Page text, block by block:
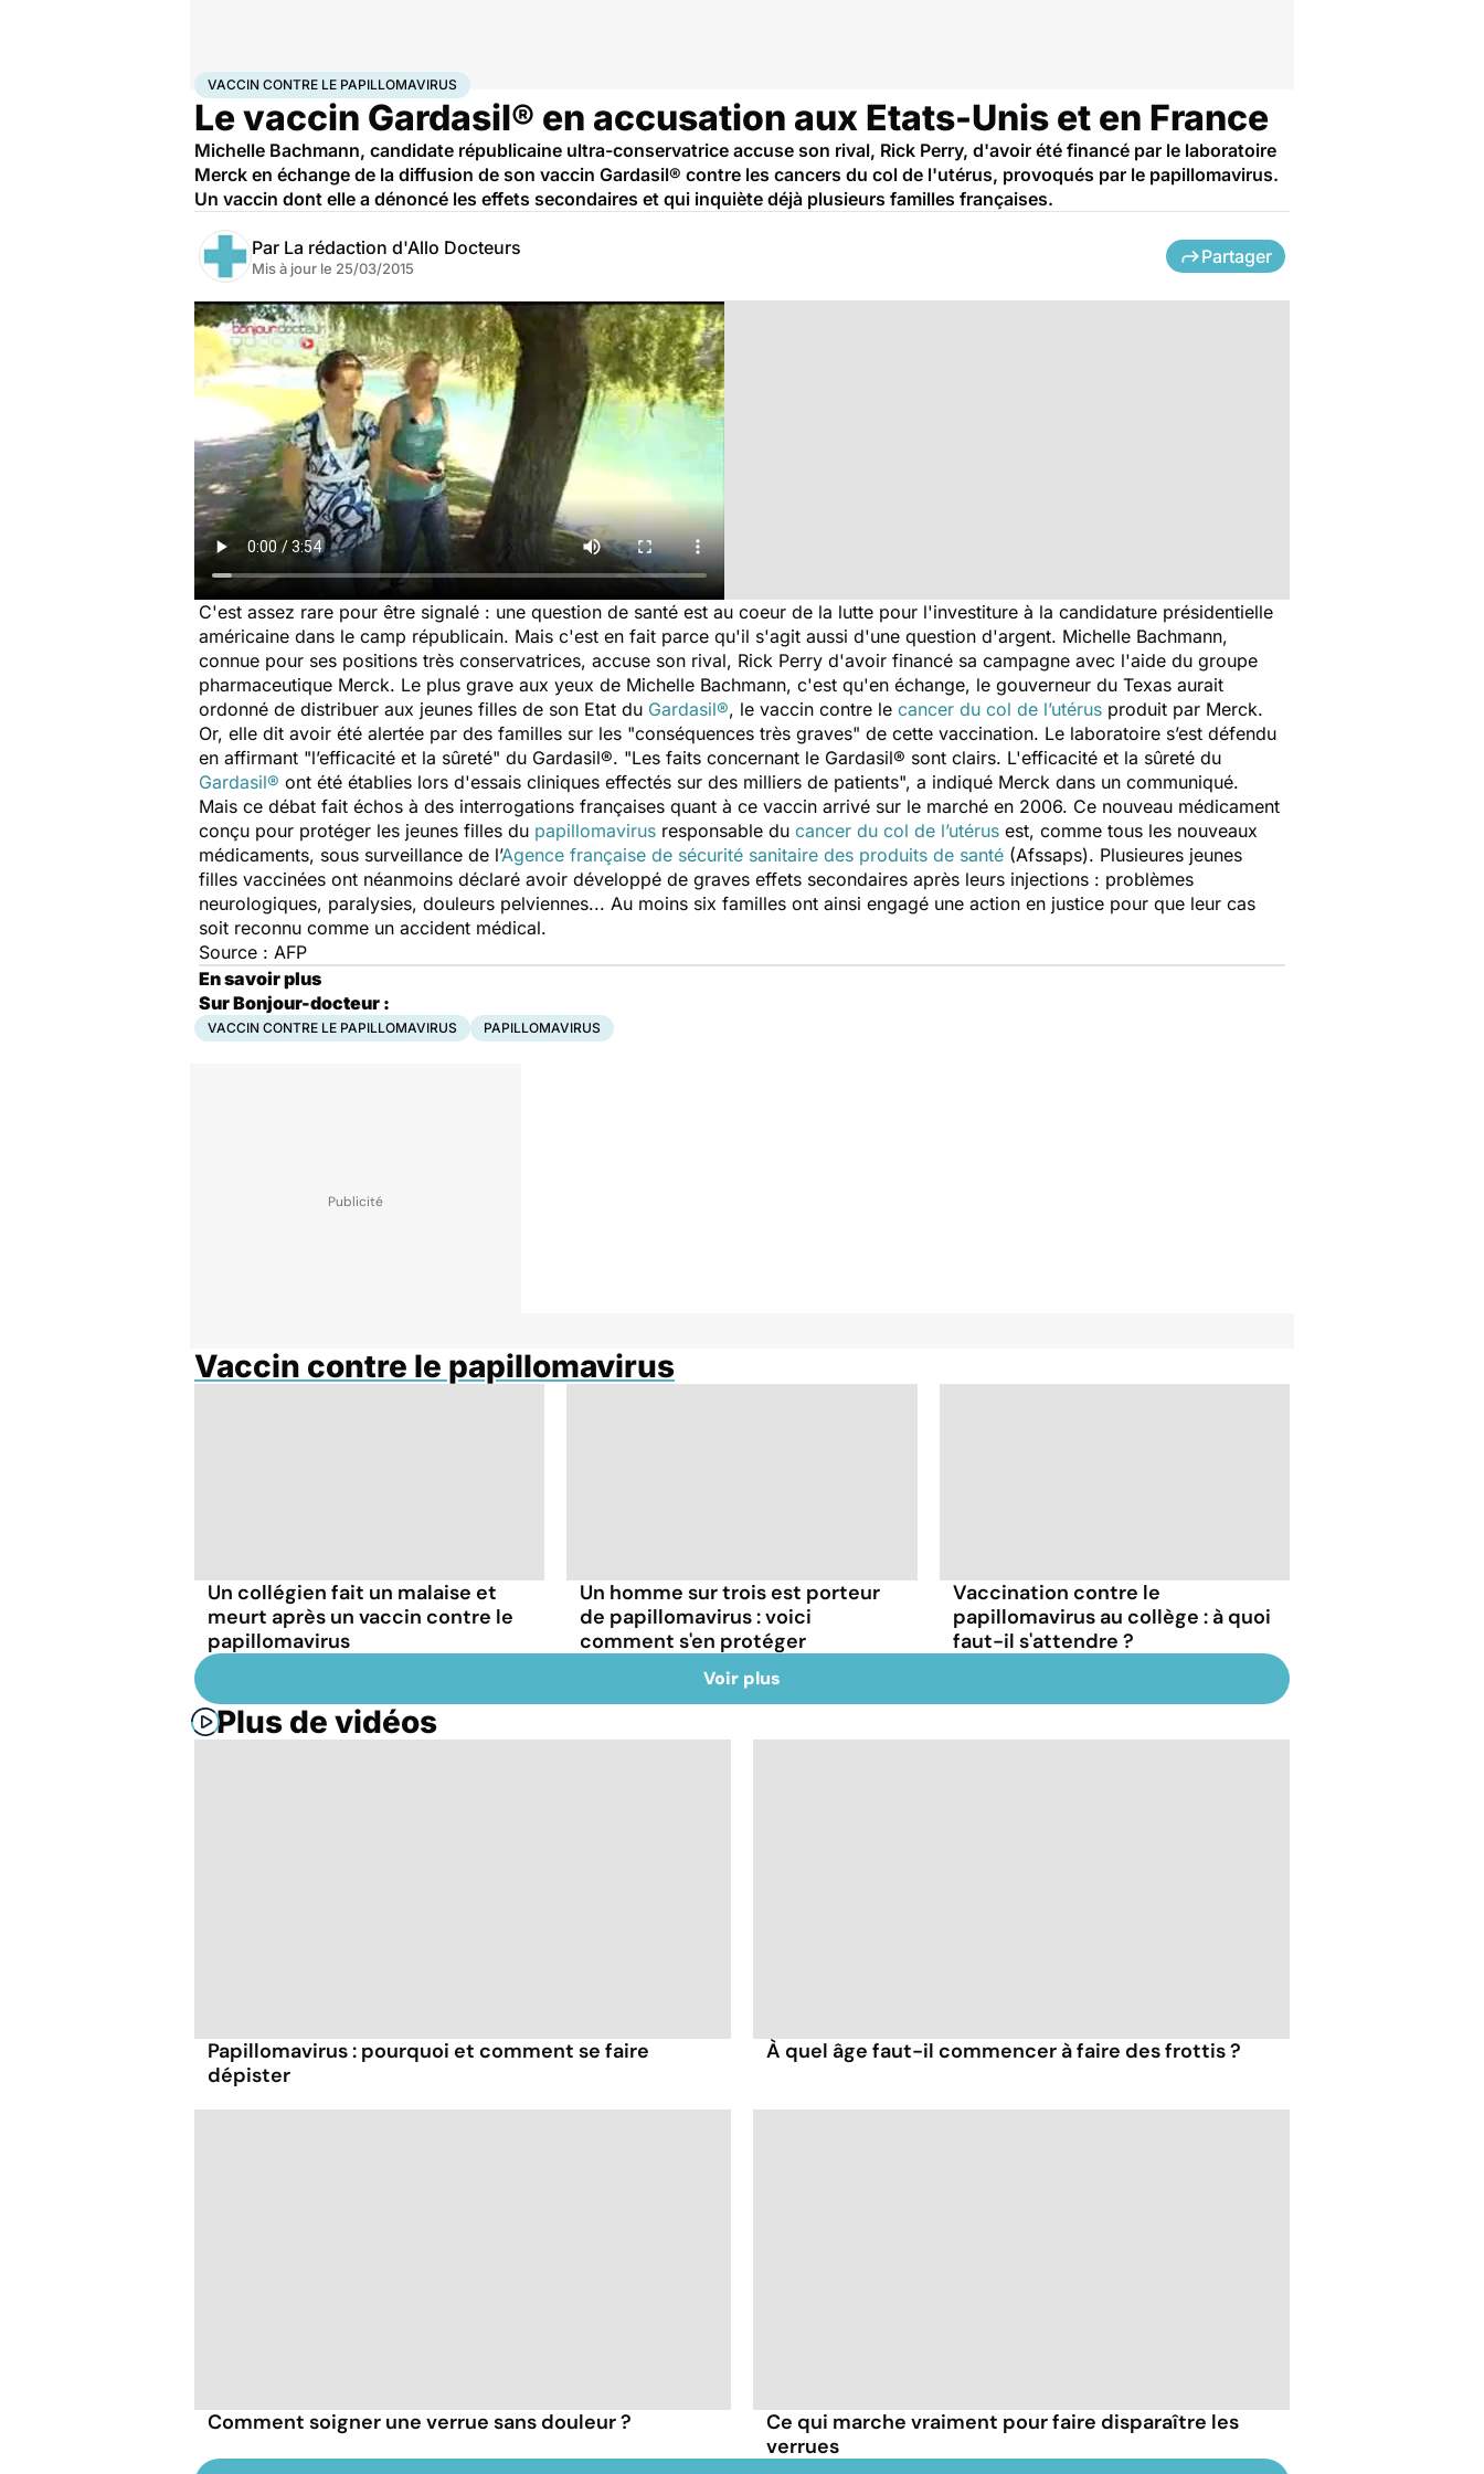
AccueilSantéMédicamentsVaccin contre le papillomavirus
VACCIN CONTRE LE PAPILLOMAVIRUS
Le vaccin Gardasil® en accusation aux Etats-Unis et en France
Michelle Bachmann, candidate républicaine ultra-conservatrice accuse son rival, Rick Perry, d'avoir été financé par le laboratoire
Merck en échange de la diffusion de son vaccin Gardasil® contre les cancers du col de l'utérus, provoqués par le papillomavirus.
Un vaccin dont elle a dénoncé les effets secondaires et qui inquiète déjà plusieurs familles françaises.
Par La rédaction d'Allo Docteurs
Mis à jour le 25/03/2015
Partager
C'est assez rare pour être signalé : une question de santé est au coeur de la lutte pour l'investiture à la candidature présidentielle
américaine dans le camp républicain. Mais c'est en fait parce qu'il s'agit aussi d'une question d'argent. Michelle Bachmann,
connue pour ses positions très conservatrices, accuse son rival, Rick Perry d'avoir financé sa campagne avec l'aide du groupe
pharmaceutique Merck. Le plus grave aux yeux de Michelle Bachmann, c'est qu'en échange, le gouverneur du Texas aurait
ordonné de distribuer aux jeunes filles de son Etat du Gardasil®, le vaccin contre le cancer du col de l’utérus produit par Merck.
Or, elle dit avoir été alertée par des familles sur les "conséquences très graves" de cette vaccination. Le laboratoire s’est défendu
en affirmant "l’efficacité et la sûreté" du Gardasil®. "Les faits concernant le Gardasil® sont clairs. L'efficacité et la sûreté du
Gardasil® ont été établies lors d'essais cliniques effectés sur des milliers de patients", a indiqué Merck dans un communiqué.
Mais ce débat fait échos à des interrogations françaises quant à ce vaccin arrivé sur le marché en 2006. Ce nouveau médicament
conçu pour protéger les jeunes filles du papillomavirus responsable du cancer du col de l’utérus est, comme tous les nouveaux
médicaments, sous surveillance de l’Agence française de sécurité sanitaire des produits de santé (Afssaps). Plusieures jeunes
filles vaccinées ont néanmoins déclaré avoir développé de graves effets secondaires après leurs injections : problèmes
neurologiques, paralysies, douleurs pelviennes... Au moins six familles ont ainsi engagé une action en justice pour que leur cas
soit reconnu comme un accident médical.
Source : AFP
En savoir plus
Sur Bonjour-docteur :
VACCIN CONTRE LE PAPILLOMAVIRUS PAPILLOMAVIRUS
Vaccin contre le papillomavirus
Un collégien fait un malaise et
meurt après un vaccin contre le
papillomavirus
Un homme sur trois est porteur
de papillomavirus : voici
comment s'en protéger
Vaccination contre le
papillomavirus au collège : à quoi
faut-il s'attendre ?
Voir plus
Plus de vidéos
Papillomavirus : pourquoi et comment se faire
dépister
À quel âge faut-il commencer à faire des frottis ?
Comment soigner une verrue sans douleur ?
Ce qui marche vraiment pour faire disparaître les
verrues